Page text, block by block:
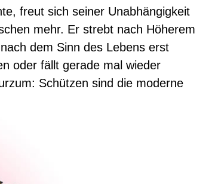
freut sich seiner Unabhängigkeit
mehr. Er strebt nach Höherem
dem Sinn des Lebens erst
oder fällt gerade mal wieder
Schützen sind die moderne